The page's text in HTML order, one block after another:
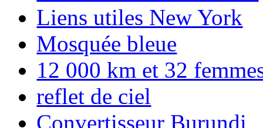
Liens utiles New York
Mosquée bleue
12 000 km et 32
reflet de ciel
Convertisseur Burundi